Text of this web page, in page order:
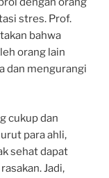
stres. Prof.
bahwa
orang lain
dan mengurangi
cukup dan
para ahli,
sehat dapat
Jadi,